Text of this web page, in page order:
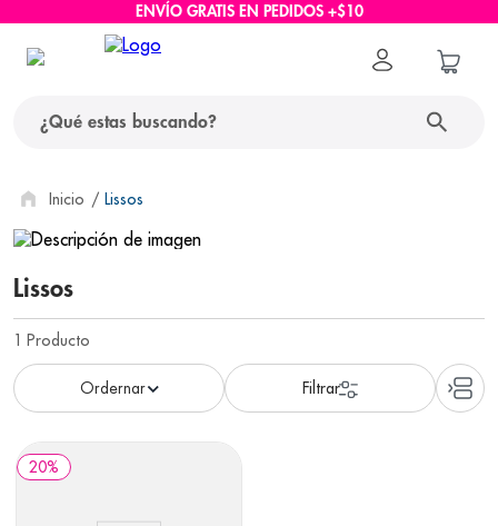
ENVÍO GRATIS EN PEDIDOS +$10
Lissos
Lissos
1 Producto
20%
términos más buscados
1. protector solar
2.
3
4. cerave
6. bioderma
7.